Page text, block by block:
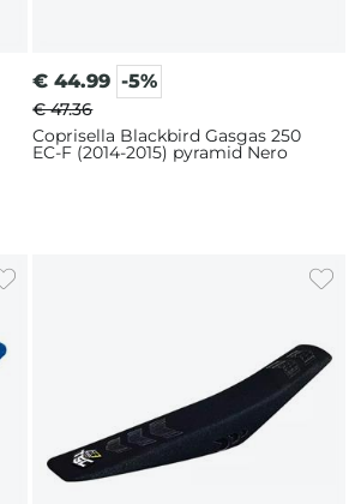
€ 44.99 -5%
€ 47.36
Coprisella Blackbird Gasgas 250
EC-F (2014-2015) pyramid Nero